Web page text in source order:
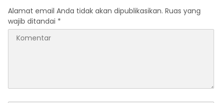
Alamat email Anda tidak akan dipublikasikan. Ruas yang
wajib ditandai *